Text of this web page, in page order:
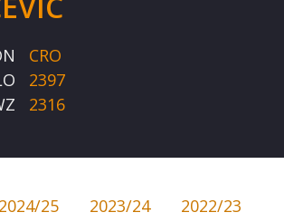
CRO
2397
2316
2024/25 2023/24
2022/23